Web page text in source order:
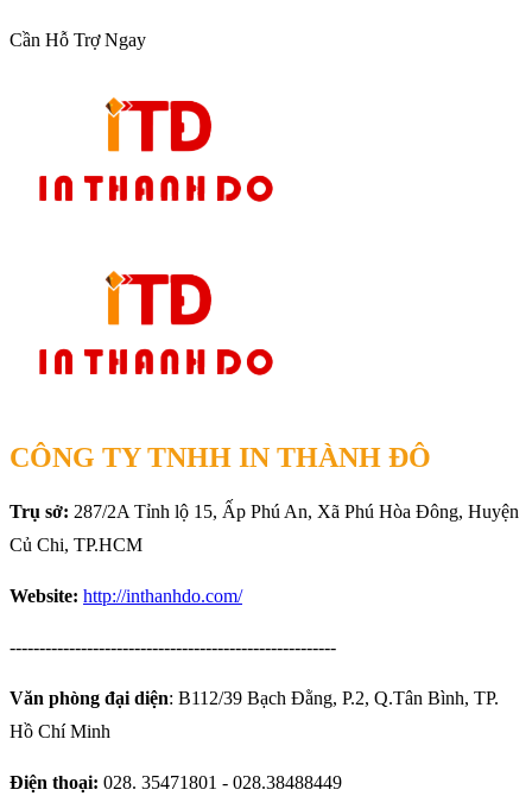
Cần Hỗ Trợ Ngay
CÔNG TY TNHH IN THÀNH ĐÔ
Trụ sở: 287/2A Tỉnh lộ 15, Ấp Phú An, Xã Phú Hòa Đông, Huyện
Củ Chi, TP.HCM
Website: http://inthanhdo.com/
-------------------------------------------------------
Văn phòng đại diện: B112/39 Bạch Đằng, P.2, Q.Tân Bình, TP.
Hồ Chí Minh
Điện thoại: 028. 35471801 - 028.38488449